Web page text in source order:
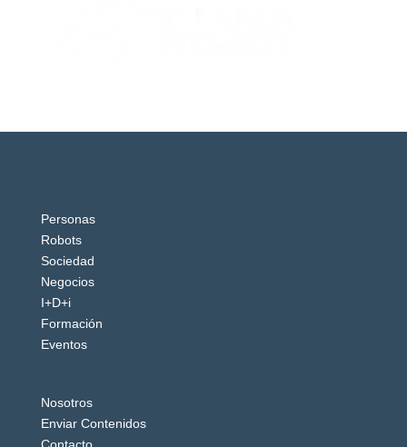
Personas
Robots
Sociedad
Negocios
I+D+i
Formación
Eventos
Nosotros
Enviar Contenidos
Contacto